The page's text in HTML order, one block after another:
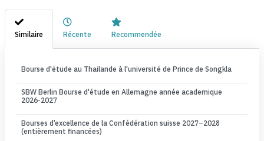
Similaire Récente Recommendée
Bourse d'étude au Thailande à l'université de Prince de Songkla
SBW Berlin Bourse d'étude en Allemagne année academique
2026-2027
Bourses d’excellence de la Confédération suisse 2027–2028
(entièrement financées)